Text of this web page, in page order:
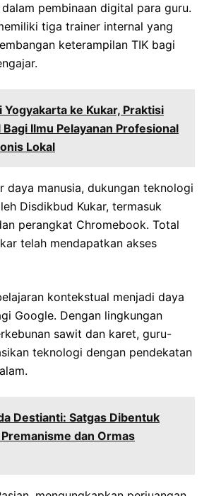
pembinaan digital para guru.
tiga trainer internal yang
keterampilan TIK bagi
Yogyakarta ke Kukar, Praktisi
Ilmu Pelayanan Profesional
Lokal
daya manusia, dukungan teknologi
Disdikbud Kukar, termasuk
perangkat Chromebook. Total
telah mendapatkan akses
kontekstual menjadi daya
Google. Dengan lingkungan
sawit dan karet, guru-
teknologi dengan pendekatan
Destianti: Satgas Dibentuk
dan Ormas